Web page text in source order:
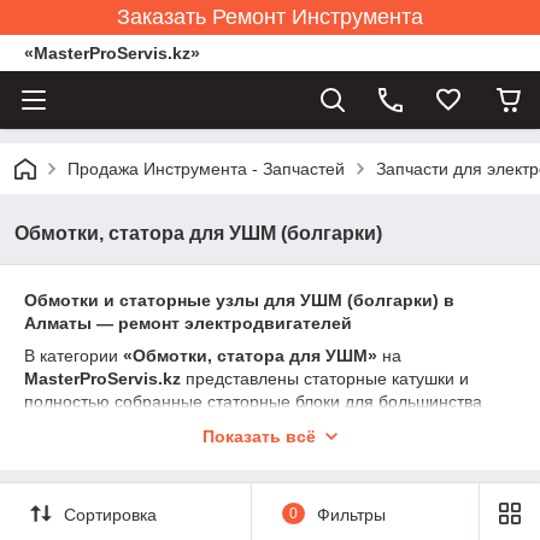
Заказать Ремонт Инструмента
«MasterProServis.kz»
Продажа Инструмента - Запчастей Запчасти для
Обмотки, статора для УШМ (болгарки)
Обмотки и статорные узлы для УШМ (болгарки) в
Алматы — ремонт электродвигателей
В категории «Обмотки, статора для УШМ» на
MasterProServis.kz представлены статорные катушки и
полностью собранные статорные блоки для большинства
Статор формирует магнитное поле, в котором вращается
якорь. От его состояния зависит мощность, стабильность
оборотов, нагрев и срок службы электродвигателя.
Показать всё
Сортировка 0 Фильтры